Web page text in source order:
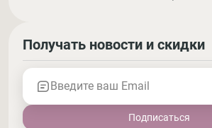
Получать новости и скидки
Введите ваш Email